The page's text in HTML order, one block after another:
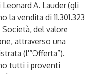
A. Lauder (gli
la vendita di 11.301.323
del valore
attraverso una
(l'“Offerta”).
tutti i proventi